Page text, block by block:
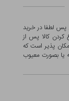
پس لطفا در خرید
کالا پس از
پذیر است که
یا بصورت معيوب